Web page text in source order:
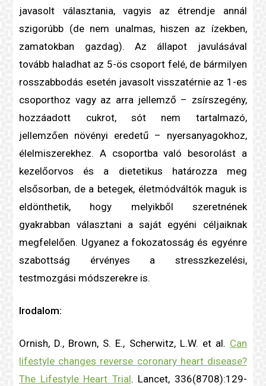
javasolt választania, vagyis az étrendje annál
szigorúbb (de nem unalmas, hiszen az ízekben,
zamatokban gazdag). Az állapot javulásával
tovább haladhat az 5-ös csoport felé, de bármilyen
rosszabbodás esetén javasolt visszatérnie az 1-es
csoporthoz vagy az arra jellemző – zsírszegény,
hozzáadott cukrot, sót nem tartalmazó,
jellemzően növényi eredetű – nyersanyagokhoz,
élelmiszerekhez. A csoportba való besorolást a
kezelőorvos és a dietetikus határozza meg
elsősorban, de a betegek, életmódváltók maguk is
eldönthetik, hogy melyikből szeretnének
gyakrabban választani a saját egyéni céljaiknak
megfelelően. Ugyanez a fokozatosság és egyénre
szabottság érvényes a stresszkezelési,
testmozgási módszerekre is.
Irodalom:
Ornish, D., Brown, S. E., Scherwitz, L.W. et al. Can
lifestyle changes reverse coronary heart disease?
The Lifestyle Heart Trial. Lancet, 336(8708):129-